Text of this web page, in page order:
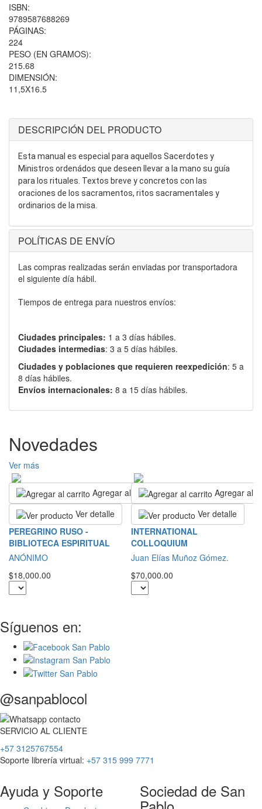
ISBN:
9789587688269
PÁGINAS:
224
PESO (EN GRAMOS):
215.68
DIMENSIÓN:
11,5X16.5
DESCRIPCIÓN DEL PRODUCTO
Esta manual es especial para aquellos Sacerdotes y
Ministros ordenádos que deseen llevar a la mano su guía
para los rituales. Textos breve y concretos con las
oraciones de los sacramentos, ritos sacramentales y
ordinarios de la misa.
POLÍTICAS DE ENVÍO
Las compras realizadas serán enviadas por transportadora
el siguiente día hábil.
Tiempos de entrega para nuestros envíos:
Ciudades principales: 1 a 3 días hábiles.
Ciudades intermedias: 3 a 5 días hábiles.
Ciudades y poblaciones que requieren reexpedición: 5 a
8 días hábiles.
Envíos internacionales: 8 a 15 días hábiles.
Novedades
Ver más
Agregar al carrito
Ver detalle
PEREGRINO RUSO -
BIBLIOTECA ESPIRITUAL
ANÓNIMO
$18,000.00
Agregar al
Ver detalle
INTERNATIONAL
COLLOQUIUM
Juan Elías Muñoz Gómez.
$70,000.00
Síguenos en:
@sanpablocol
SERVICIO AL CLIENTE
+57 3125767554
Soporte librería virtual: +57 315 999 7771
Ayuda y Soporte Sociedad de San